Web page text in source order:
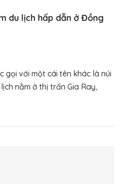
du lịch hấp dẫn ở Đồng
gọi với một cái tên khác là núi
nằm ở thị trấn Gia Ray,